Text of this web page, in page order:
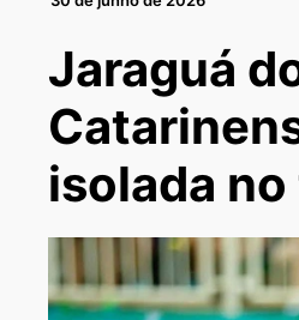
Jaraguá
isolada